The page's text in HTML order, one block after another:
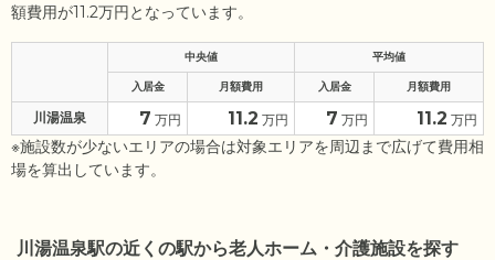
額費用が11.2万円となっています。
中央値 平均値
入居金 月額費用 入居金 月額費用
川湯温泉 7 万円 11.2 万円 7 万円 11.2 万円
※施設数が少ないエリアの場合は対象エリアを周辺まで広げて費用相
場を算出しています。
川湯温泉駅の近くの駅から老人ホーム・介護施設を探す